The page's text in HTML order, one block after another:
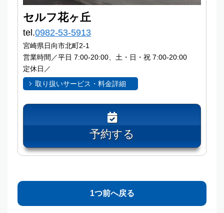
セルフ花ヶ丘
tel.0982-53-5913
宮崎県日向市北町2-1
営業時間／平日 7:00-20:00、土・日・祝 7:00-20:00
定休日／
取り扱いサービス・料金詳細
予約する
1つ前へ戻る